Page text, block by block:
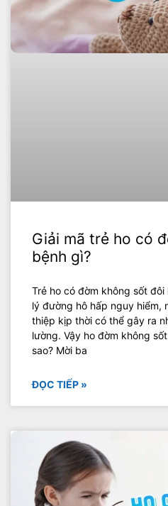
Giải mã trẻ ho có
bệnh gì?
Trẻ ho có đờm không sốt
lý đường hô hấp nguy hiểm,
thiệp kịp thời có thể gây ra
lường. Vậy ho đờm không
sao? Mời ba
ĐỌC TIẾP »